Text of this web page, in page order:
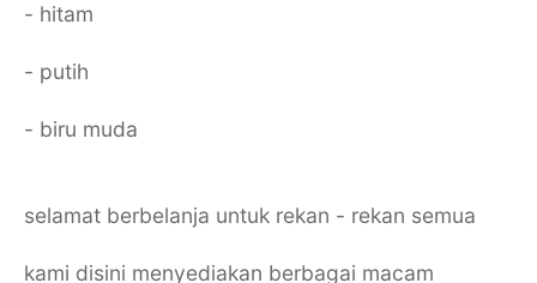
- hitam
- putih
- biru muda
selamat berbelanja untuk rekan - rekan semua
kami disini menyediakan berbagai macam